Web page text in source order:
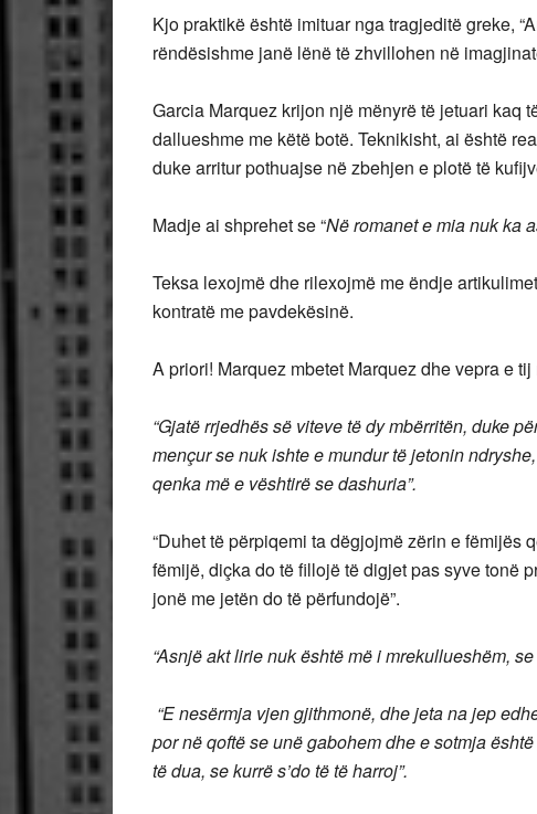
Kjo praktikë është imituar nga tragjeditë greke,
rëndësishme janë lënë të zhvillohen në
Garcia Marquez krijon një mënyrë të jetuari kaq
dallueshme me këtë botë. Teknikisht, ai është
duke arritur pothuajse në zbehjen e plotë të
Madje ai shprehet se “Në romanet e mia nuk ka
Teksa lexojmë dhe rilexojmë me ëndje
kontratë me pavdekësinë.
A priori! Marquez mbetet Marquez dhe vepra e
“Gjatë rrjedhës së viteve të dy mbërritën, duke
mençur se nuk ishte e mundur të jetonin
qenka më e vështirë se dashuria”.
“Duhet të përpiqemi ta dëgjojmë zërin e fëmijës
fëmijë, diçka do të fillojë të digjet pas syve tonë
jonë me jetën do të përfundojë”.
“Asnjë akt lirie nuk është më i mrekullueshëm,
“E nesërmja vjen gjithmonë, dhe jeta na jep
por në qoftë se unë gabohem dhe e sotmja
të dua, se kurrë s’do të të harroj”.